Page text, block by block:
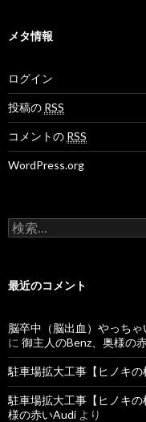
メタ情報
ログイン
投稿の RSS
コメントの RSS
WordPress.org
検
索
最近のコメント
脳卒中（脳出血）やっち
に 御主人のBenz、奥様の
駐車場拡大工事【ヒノキの
駐車場拡大工事【ヒノキの
様の赤いAudi より